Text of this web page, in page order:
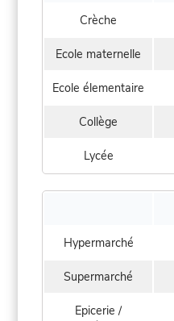
Crèche
Ecole maternelle
Ecole élementaire
Collège
Lycée
Hypermarché
Supermarché
Epicerie /